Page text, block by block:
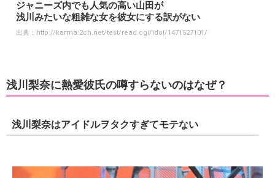
ジャニーズ内でも人気の高い山田が
浅川みたいな粗雑な女を彼女にする訳がない
出典： http://karma.2ch.net/test/read.cgi/idol/1471527101/
浅川梨奈に熱愛彼氏の噂すらないのはなぜ？
浅川梨奈はアイドルヲタクすぎてモテない